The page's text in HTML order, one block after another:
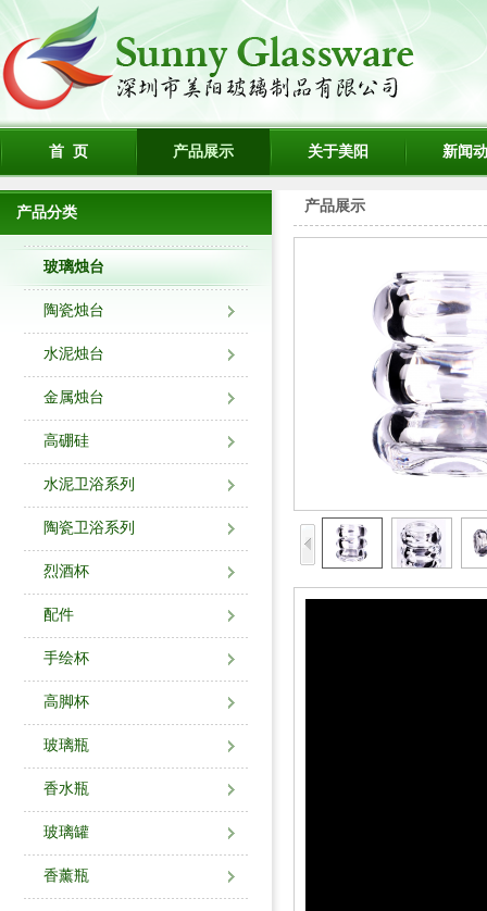
首 页 产品展示 关于美阳 新闻
产品分类
玻璃烛台
陶瓷烛台
水泥烛台
金属烛台
高硼硅
水泥卫浴系列
陶瓷卫浴系列
烈酒杯
配件
手绘杯
高脚杯
玻璃瓶
香水瓶
玻璃罐
香薰瓶
产品展示